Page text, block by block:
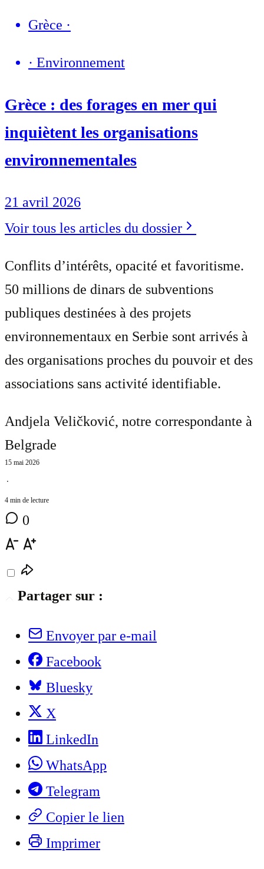
Grèce ·
· Environnement
Grèce : des forages en mer qui
inquiètent les organisations
environnementales
21 avril 2026
Voir tous les articles du dossier
Conflits d’intérêts, opacité et favoritisme.
50 millions de dinars de subventions
publiques destinées à des projets
environnementaux en Serbie sont arrivés à
des organisations proches du pouvoir et des
associations sans activité identifiable.
Andjela Veličković, notre correspondante à
Belgrade
15 mai 2026
⋅
4 min de lecture
0
Partager sur :
Envoyer par e-mail
Facebook
Bluesky
X
LinkedIn
WhatsApp
Telegram
Copier le lien
Imprimer